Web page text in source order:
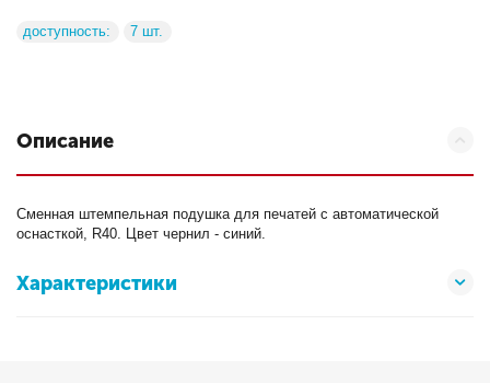
доступность: 7 шт.
Описание
Сменная штемпельная подушка для печатей с автоматической
оснасткой, R40. Цвет чернил - синий.
Характеристики